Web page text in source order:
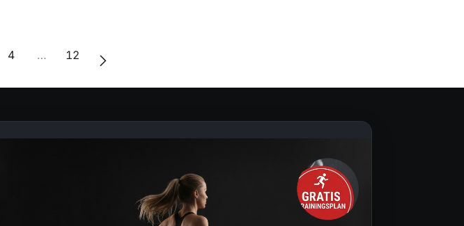
4 … 12